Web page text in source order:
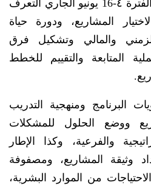
خلال البرنامج الذي خلال الفترة ٤-16 يونيو الجاري التعرف
المشاريع، ودورة حياة
والمالي وتشكيل فرق
المتابعة والتقييم للخطط
البرنامج ومنهجية التدريب
ووضع الحلول للمشكلات
والفرعية، وكذا الإطار
وثيقة المشاريع، ومصفوفة
من الموارد البشرية،